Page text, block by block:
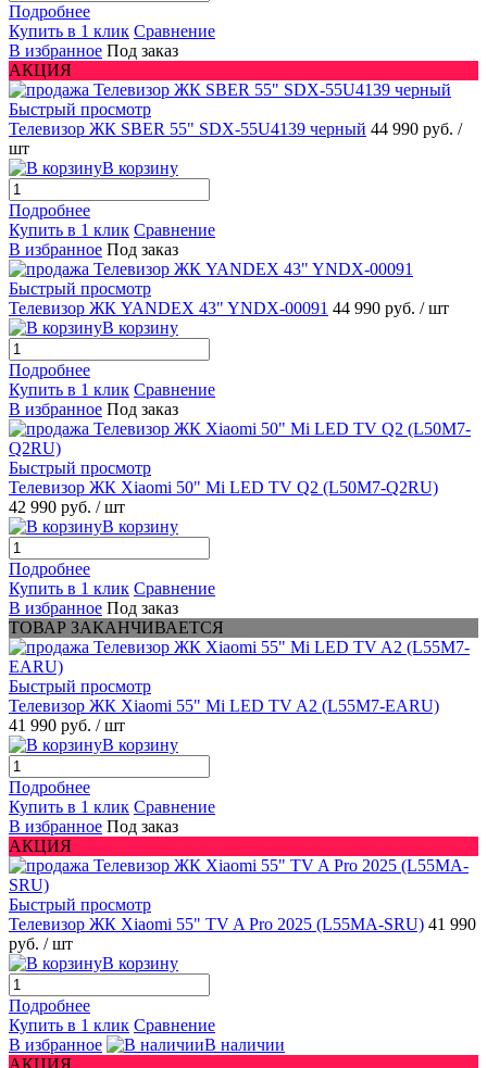
Подробнее
Купить в 1 клик Сравнение
В избранное Под заказ
АКЦИЯ
Быстрый просмотр
Телевизор ЖК SBER 55" SDX-55U4139 черный 44 990 руб. /
шт
В корзину
Подробнее
Купить в 1 клик Сравнение
В избранное Под заказ
Быстрый просмотр
Телевизор ЖК YANDEX 43" YNDX-00091 44 990 руб. / шт
В корзину
Подробнее
Купить в 1 клик Сравнение
В избранное Под заказ
Быстрый просмотр
Телевизор ЖК Xiaomi 50" Mi LED TV Q2 (L50M7-Q2RU)
42 990 руб. / шт
В корзину
Подробнее
Купить в 1 клик Сравнение
В избранное Под заказ
ТОВАР ЗАКАНЧИВАЕТСЯ
Быстрый просмотр
Телевизор ЖК Xiaomi 55" Mi LED TV A2 (L55M7-EARU)
41 990 руб. / шт
В корзину
Подробнее
Купить в 1 клик Сравнение
В избранное Под заказ
АКЦИЯ
Быстрый просмотр
Телевизор ЖК Xiaomi 55" TV A Pro 2025 (L55MA-SRU) 41 990
руб. / шт
В корзину
Подробнее
Купить в 1 клик Сравнение
В избранное
В наличии
АКЦИЯ